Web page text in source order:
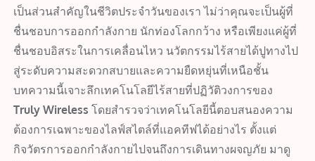
เป็นส่วนสำคัญในชีวิตประจำวันของเรา ไม่ว่าคุณจะเป็นผู้ที่
ชื่นชอบการออกกำลังกาย นักท่องโลกกว้าง หรือเพียงแค่ผู้ที่
ชื่นชอบอิสระในการเคลื่อนไหว นวัตกรรมไร้สายได้ปูทางไป
สู่ระดับความสะดวกสบายและความยืดหยุ่นที่เหนือชั้น
บทความนี้เจาะลึกเทคโนโลยีไร้สายที่ปฏิวัติวงการของ
Truly Wireless โดยสำรวจว่าเทคโนโลยีนี้ตอบสนองความ
ต้องการเฉพาะของไลฟ์สไตล์ที่แอคทีฟได้อย่างไร ตั้งแต่
กิจวัตรการออกกำลังกายไปจนถึงการเดินทางผจญภัย มาดู